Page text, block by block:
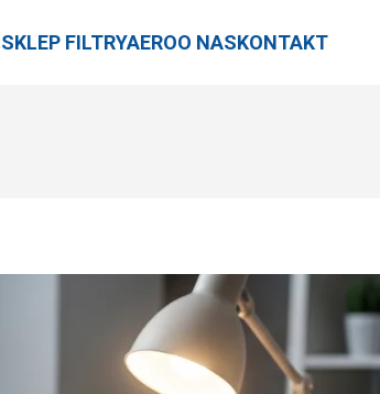
SKLEP FILTRYAEROO NASKONTAKT